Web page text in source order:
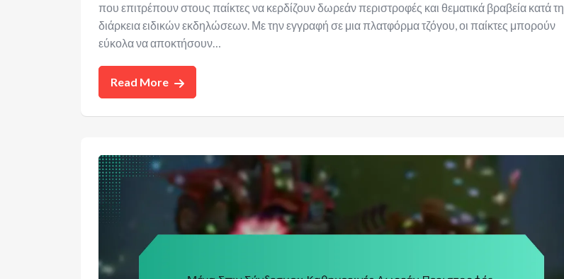
που επιτρέπουν στους παίκτες να κερδίζουν δωρεάν περιστροφές και θεματικά βραβεία κατά τη
διάρκεια ειδικών εκδηλώσεων. Με την εγγραφή σε μια πλατφόρμα τζόγου, οι παίκτες μπορούν
εύκολα να αποκτήσουν…
Read More